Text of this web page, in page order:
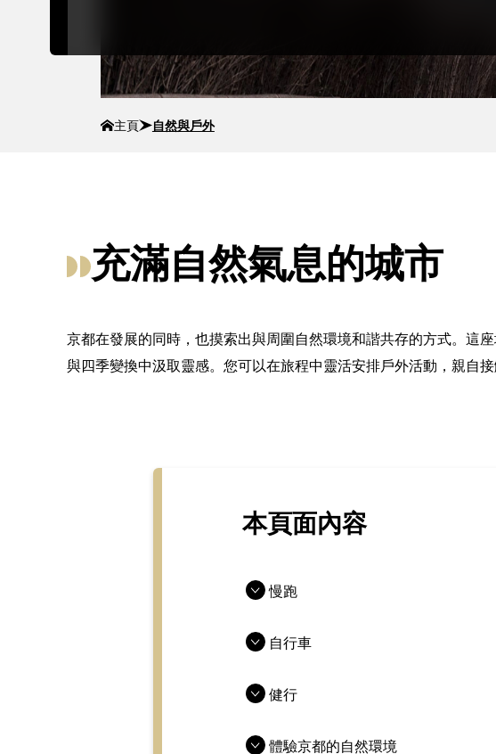
主頁 自然與戶外
充滿自然氣息的城市
京都在發展的同時，也摸索出與周圍自然環境和諧共存的方式。這
與四季變換中汲取靈感。您可以在旅程中靈活安排戶外活動，親自接
本頁面內容
慢跑
自行車
健行
體驗京都的自然環境